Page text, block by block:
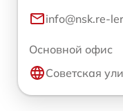
info@nsk.re-
Основной офис
Советская